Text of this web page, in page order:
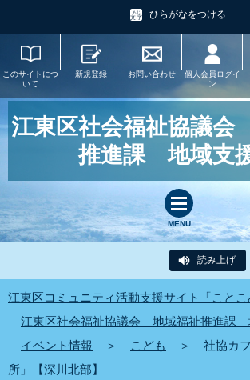
ひらがなをつける
このサイトにつ
いて
新規登録 お問い合わせ
個人会員ログイ
ン
江東区社会福祉協議
推進課 地域支
MENU
読み上げ
江東区コミュニティ活動支援サイト「ことこ
江東区社会福祉協議会 地域福祉推進課
イベント情報
＞ こども ＞
社協カ
所」【深川北部】